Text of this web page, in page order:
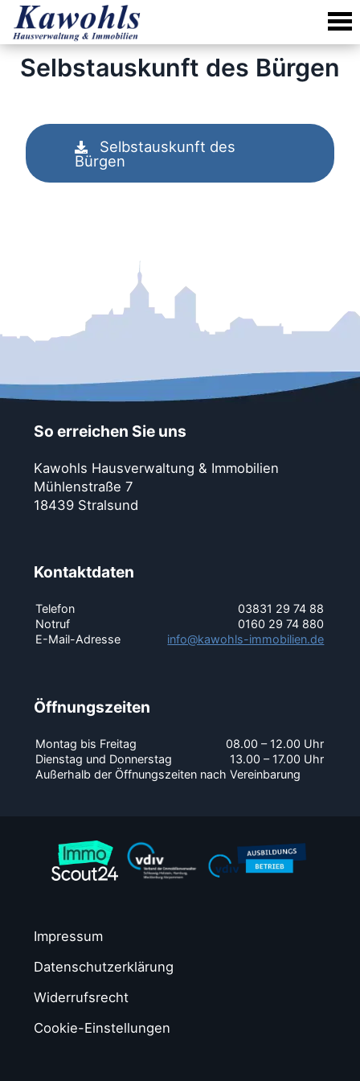
Skip
content
Selbstauskunft des Bürgen
Selbstauskunft des
Bürgen
So erreichen Sie uns
Kawohls Hausverwaltung & Immobilien
Mühlenstraße 7
18439 Stralsund
Kontaktdaten
Telefon
03831 29 74 88
Notruf
0160 29 74 880
E-Mail-Adresse
info@kawohls-immobilien.de
Öffnungszeiten
Montag bis Freitag
08.00 – 12.00 Uhr
Dienstag und Donnerstag
13.00 – 17.00 Uhr
Außerhalb der Öffnungszeiten nach Vereinbarung
Impressum
Datenschutzerklärung
Widerrufsrecht
Cookie-Einstellungen